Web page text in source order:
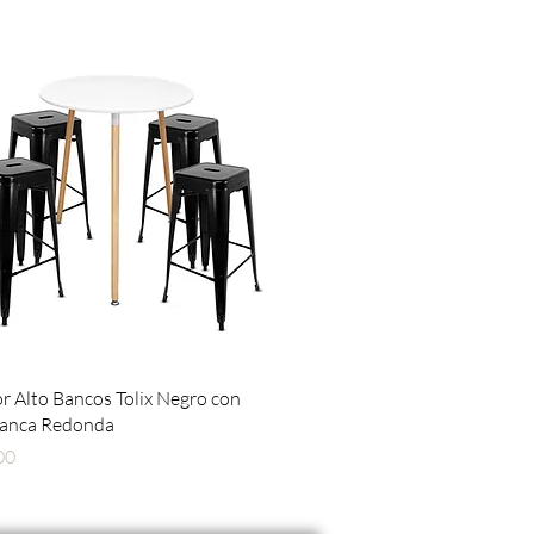
Vista rápida
Alto Bancos Tolix Negro con
Redonda